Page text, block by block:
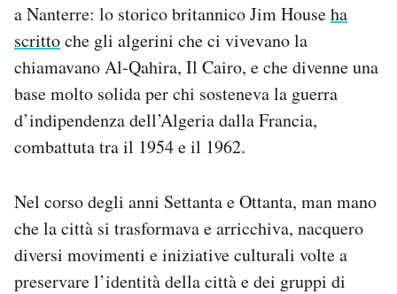
a Nanterre: lo storico britannico Jim Househa
scrittoche gli algerini che ci vivevano la
chiamavano Al-Qahira, Il Cairo, e che divenne una
base molto solida per chi sosteneva la guerra
d’indipendenza dell’Algeria dalla Francia,
combattuta tra il 1954 e il 1962.
Nel corso degli anni Settanta e Ottanta, man mano
che la città si trasformava e arricchiva, nacquero
diversi movimenti e iniziative culturali volte a
preservare l’identità della città e dei gruppi di